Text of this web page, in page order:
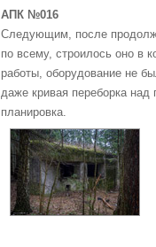
АПК №016
Следующим, после
по всему, строилось оно в
работы, оборудование не
даже кривая переборка
планировка.